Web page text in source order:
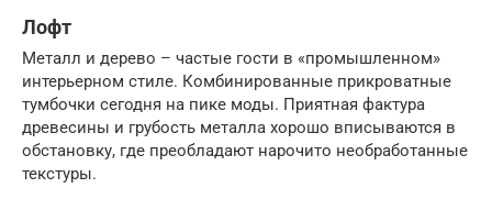
Лофт
Металл и дерево – частые гости в «промышленном»
интерьерном стиле. Комбинированные прикроватные
тумбочки сегодня на пике моды. Приятная фактура
древесины и грубость металла хорошо вписываются в
обстановку, где преобладают нарочито необработанные
текстуры.